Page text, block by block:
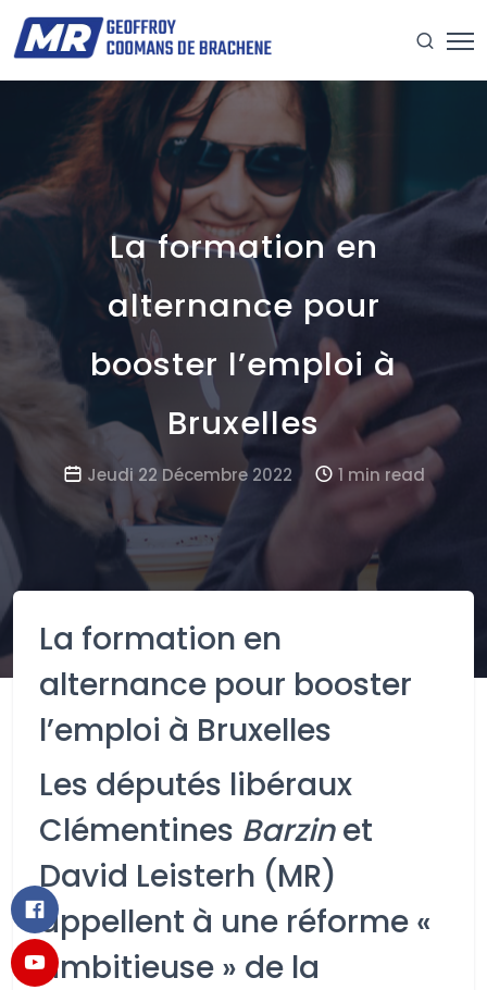
La formation en
alternance pour
booster l’emploi à
Bruxelles
Jeudi 22 Décembre 2022 1 min read
La formation en
alternance pour booster
l’emploi à Bruxelles
Les députés libéraux
Clémentines Barzinet
David Leisterh (MR)
appellent à une réforme «
ambitieuse » de la